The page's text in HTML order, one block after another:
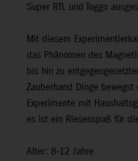
Super RTL und Toggo
Mit diesem
das Phänomen des
bis hin zu
Zauberhand Dinge
Experimente mit
es ist ein Riesenspaß für
Alter: 8-12 Jahre